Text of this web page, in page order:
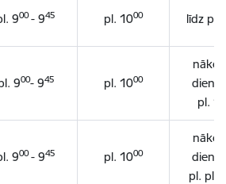
900- 945 pl. 1000 līdz pl.
900- 945 pl. 1000
diena
pl. 10
900- 945 pl. 1000
diena
pl. pl.